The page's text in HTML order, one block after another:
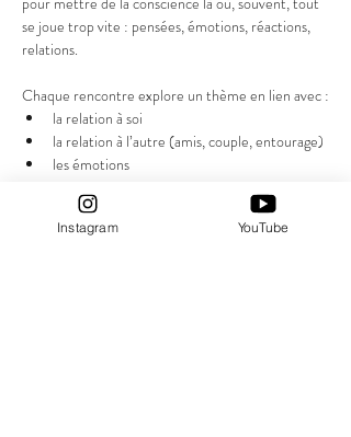
se joue trop vite : pensées, émotions, réactions,
relations.
Chaque rencontre explore un thème en lien avec :
la relation à soi
la relation à l’autre (amis, couple, entourage)
les émotions
Afficher plus
Instagram YouTube